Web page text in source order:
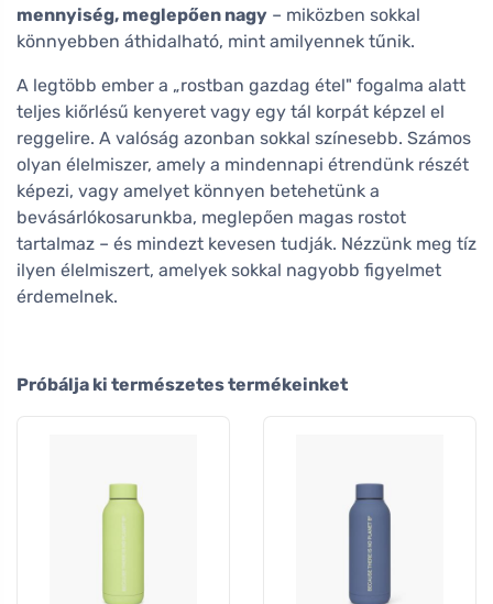
mennyiség, meglepően nagy – miközben sokkal
könnyebben áthidalható, mint amilyennek tűnik.
A legtöbb ember a „rostban gazdag étel" fogalma alatt
teljes kiőrlésű kenyeret vagy egy tál korpát képzel el
reggelire. A valóság azonban sokkal színesebb. Számos
olyan élelmiszer, amely a mindennapi étrendünk részét
képezi, vagy amelyet könnyen betehetünk a
bevásárlókosarunkba, meglepően magas rostot
tartalmaz – és mindezt kevesen tudják. Nézzünk meg tíz
ilyen élelmiszert, amelyek sokkal nagyobb figyelmet
érdemelnek.
Próbálja ki természetes termékeinket